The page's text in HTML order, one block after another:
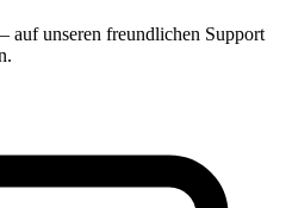
auf unseren freundlichen Support